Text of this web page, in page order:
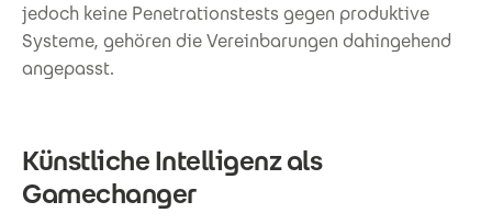
jedoch keine Penetrationstests gegen produktive
Systeme, gehören die Vereinbarungen dahingehend
angepasst.
Künstliche Intelligenz als
Gamechanger